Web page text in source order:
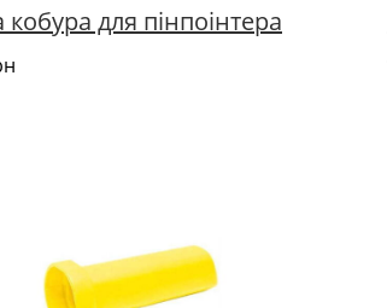
кобура для пінпоінтера